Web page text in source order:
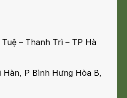
– Thanh Trì – TP Hà
Hàn, P Bình Hưng Hòa B,